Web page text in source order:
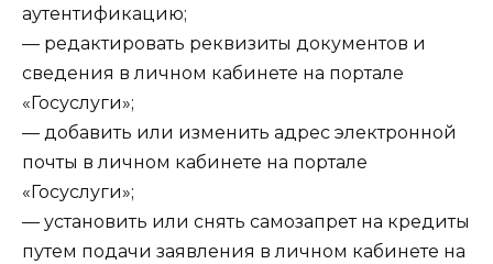
аутентификацию;
— редактировать реквизиты документов и
сведения в личном кабинете на портале
«Госуслуги»;
— добавить или изменить адрес электронной
почты в личном кабинете на портале
«Госуслуги»;
— установить или снять самозапрет на кредиты
путем подачи заявления в личном кабинете на